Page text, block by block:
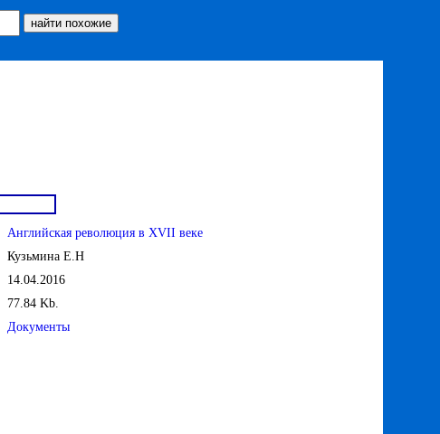
Английская революция в XVII веке
Кузьмина Е.Н
14.04.2016
77.84 Kb.
Документы